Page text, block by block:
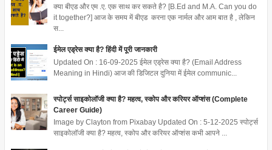
क्या बीएड और एम .ए. एक साथ कर सकते है? [B.Ed and M.A. Can you do
it together?] आज के समय में बीएड करना एक नार्मल और आम बात है , लेकिन
स...
ईमेल एड्रेस क्या है? हिंदी में पूरी जानकारी
Updated On : 16-09-2025 ईमेल एड्रेस क्या है? (Email Address
Meaning in Hindi) आज की डिजिटल दुनिया में ईमेल communic...
स्पोर्ट्स साइकोलॉजी क्या है? महत्व, स्कोप और करियर ऑप्शंस (Complete
Career Guide)
Image by Clayton from Pixabay Updated On : 5-12-2025 स्पोर्ट्स
साइकोलॉजी क्या है? महत्व, स्कोप और करियर ऑप्शंस कभी आपने ...